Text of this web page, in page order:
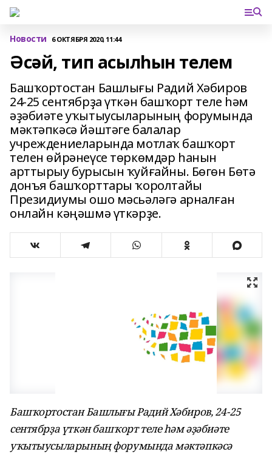
Новости 6 ОКТЯБРЯ 2020, 11:44
Әсәй, тип асылһын телем
Башҡортостан Башлығы Радий Хәбиров
24-25 сентябрҙа үткән башҡорт теле һәм
әҙәбиәте уҡытыусыларының форумында
мәктәпкәсә йәштәге балалар
учреждениеларында мотлаҡ башҡорт
телен өйрәнеүсе төркөмдәр һанын
арттырыу бурысын ҡуйғайны. Бөгөн Бөтә
донъя башҡорттары ҡоролтайы
Президиумы ошо мәсьәләгә арналған
онлайн кәңәшмә үткәрҙе.
Башҡортостан Башлығы Радий Хәбиров, 24-25
сентябрҙа үткән башҡорт теле һәм әҙәбиәте
уҡытыусыларының форумында мәктәпкәсә